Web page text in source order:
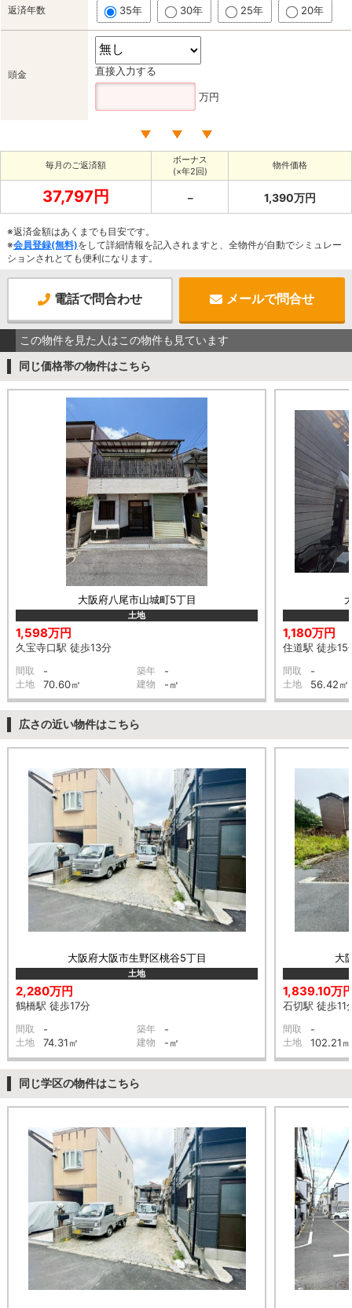
返済年数 35年 30年 25年 20年
頭金 直接入力する
万円
毎月のご返済額
ボーナス
(×年2回)
物件価格
37,797円 － 1,390万円
※返済金額はあくまでも目安です。
※会員登録(無料)をして詳細情報を記入されますと、全物件が自動でシミュレー
ションされとても便利になります。
電話で問合わせ メールで問合せ
この物件を見た人はこの物件も見ています
同じ価格帯の物件はこちら
大阪府八尾市山城町5丁目
土地
1,598万円
久宝寺口駅 徒歩13分
間取 - 築年 -
土地 70.60㎡ 建物 -㎡
1,180万円
住道駅 徒歩15
間取 -
土地 56.42㎡
広さの近い物件はこちら
大阪府大阪市生野区桃谷5丁目
土地
2,280万円
鶴橋駅 徒歩17分
間取 - 築年 -
土地 74.31㎡ 建物 -㎡
大
1,839.10万
石切駅 徒歩11
間取 -
土地 102.21㎡
同じ学区の物件はこちら